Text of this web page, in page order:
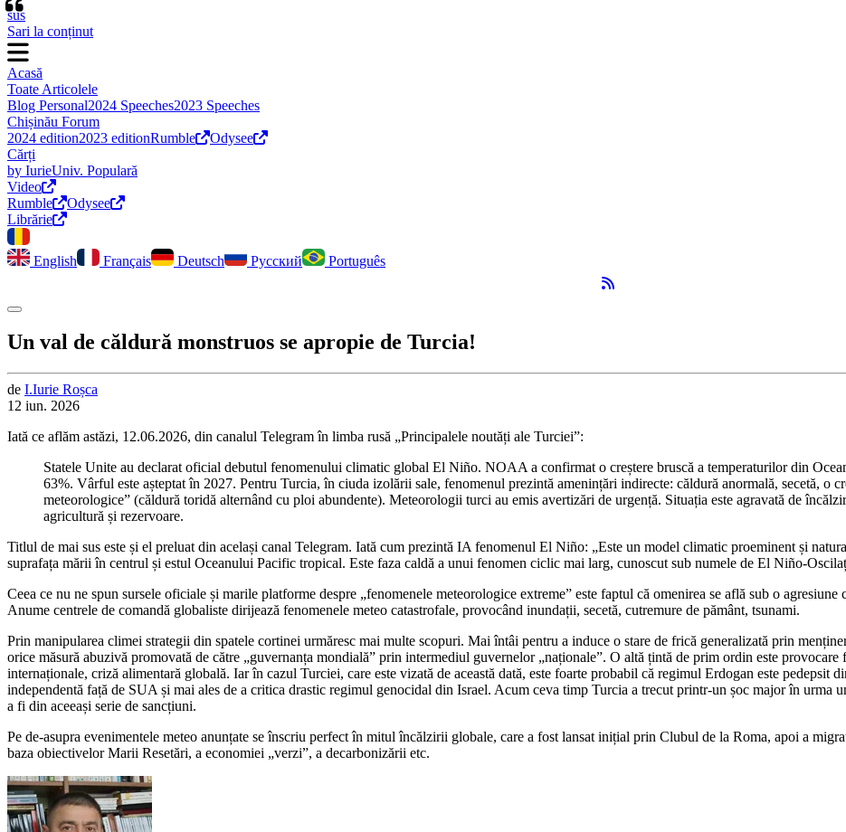
sus
Sari la conținut
Acasă
Toate Articolele
Blog Personal2024 Speeches2023 Speeches
Chișinău Forum
2024 edition2023 editionRumble
Odysee
Cărți
by IurieUniv. Populară
Video
Rumble
Odysee
Librărie
English Français Deutsch Русский
Português
Flux RSS
Comută modul întunecat
Un val de căldură monstruos se apropie de Turcia!
de I.Iurie Roșca
12 iun. 2026
Iată ce aflăm astăzi, 12.06.2026, din canalul Telegram în limba rusă „Principalele noutăți ale Turciei”:
“
Statele Unite au declarat oficial debutul fenomenului climatic global El Niño. NOAA a confirmat o creștere bruscă a temperaturilor din
63%. Vârful este așteptat în 2027. Pentru Turcia, în ciuda izolării sale, fenomenul prezintă amenințări indirecte: căldură anormală, secetă, o
meteorologice” (căldură toridă alternând cu ploi abundente). Meteorologii turci au emis avertizări de urgență. Situația este agravată de
agricultură și rezervoare.
Titlul de mai sus este și el preluat din același canal Telegram. Iată cum prezintă IA fenomenul El Niño: „Este un model climatic proeminent și
suprafața mării în centrul și estul Oceanului Pacific tropical. Este faza caldă a unui fenomen ciclic mai larg, cunoscut sub numele de El Niño-
Ceea ce nu ne spun sursele oficiale și marile platforme despre „fenomenele meteorologice extreme” este faptul că omenirea se află sub o
Anume centrele de comandă globaliste dirijează fenomenele meteo catastrofale, provocând inundații, secetă, cutremure de pământ, tsunami.
Prin manipularea climei strategii din spatele cortinei urmăresc mai multe scopuri. Mai întâi pentru a induce o stare de frică generalizată prin
orice măsură abuzivă promovată de către „guvernanța mondială” prin intermediul guvernelor „naționale”. O altă țintă de prim ordin este
internaționale, criză alimentară globală. Iar în cazul Turciei, care este vizată de această dată, este foarte probabil că regimul Erdogan este pedepsit
independentă față de SUA și mai ales de a critica drastic regimul genocidal din Israel. Acum ceva timp Turcia a trecut printr-un șoc major în urma
a fi din aceeași serie de sancțiuni.
Pe de-asupra evenimentele meteo anunțate se înscriu perfect în mitul încălzirii globale, care a fost lansat inițial prin Clubul de la Roma, apoi a
baza obiectivelor Marii Resetări, a economiei „verzi”, a decarbonizării etc.